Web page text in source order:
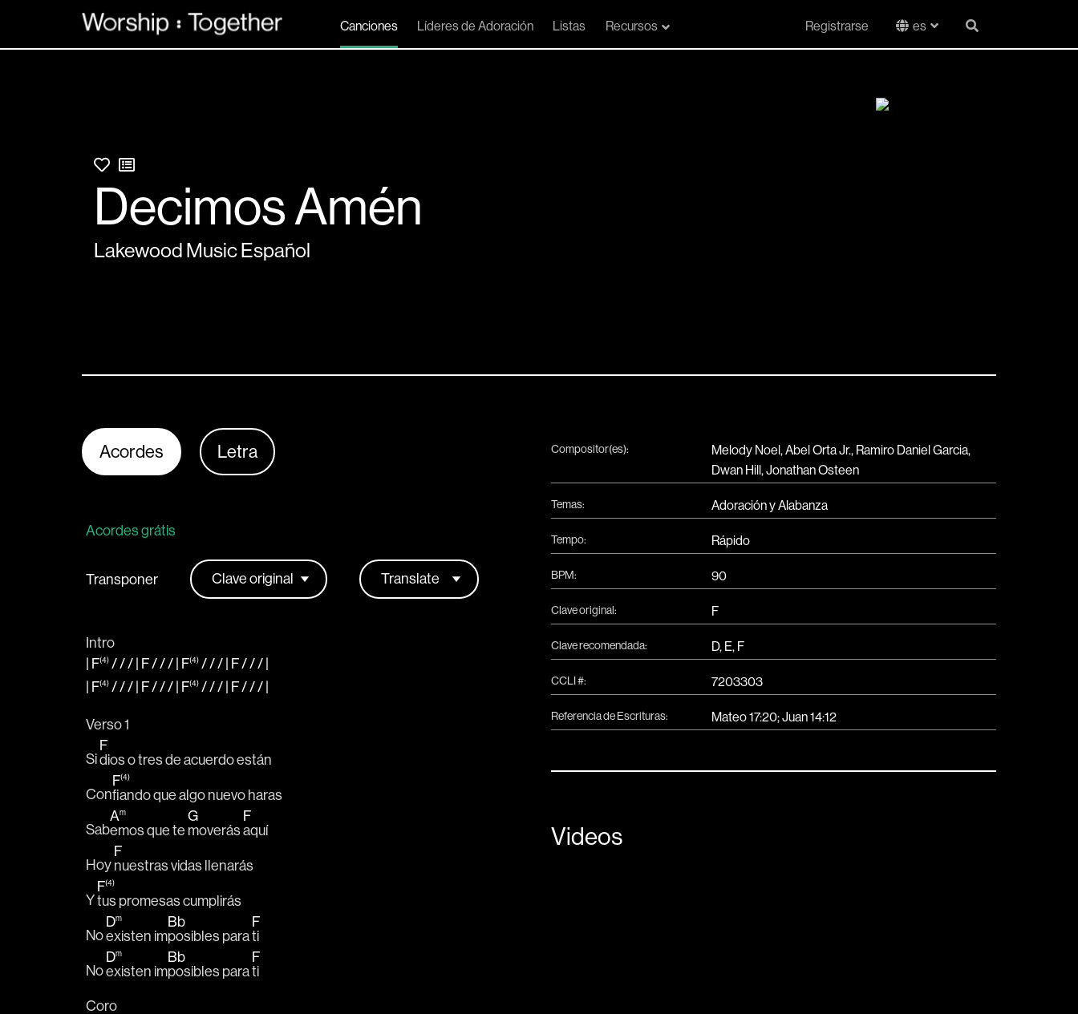
Canciones Líderes de Adoración Listas Recursos Registrarse es
Decimos Amén
Lakewood Music Español
Acordes Letra
Acordes grátis
Transponer
Intro
F(4) / / / | F/ / / | F(4) / / / | F/ / /
F(4) / / / | F/ / / | F(4) / / / | F/ / /
Verso 1
Si
F
dios o tres de acuerdo están
Con
F(4)
fiando que algo nuevo haras
Sab
Am
emos que te
G
moverás
F
aquí
Hoy
F
nuestras vidas llenarás
Y
F(4)
tus promesas cumplirás
No
Dm
existen im
Bb
posibles para
F
ti
No
Dm
existen im
Bb
posibles para
F
ti
Coro
Compositor(es):
Melody Noel, Abel Orta Jr., Ramiro Daniel Garcia,
Dwan Hill, Jonathan Osteen
Temas: Adoración y Alabanza
Tempo: Rápido
BPM: 90
Clave original: F
Clave recomendada: D, E, F
CCLI #: 7203303
Referencia de Escrituras: Mateo 17:20;Juan 14:12
Videos